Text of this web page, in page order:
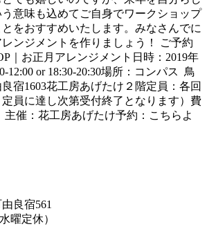
意味も込めてご自身でワークショップ
をおすすめいたします。みなさんでに
ンジメントを作りましょう！ ご予約
｜お正月アレンジメント日時：2019年
12:00 or 18:30-20:30場所：コンパス 鳥
宿1603花工房あげたけ２階定員：各回
員に達し次第受付終了となります）費
主催：花工房あげたけ予約：こちらよ
良宿561
曜定休）